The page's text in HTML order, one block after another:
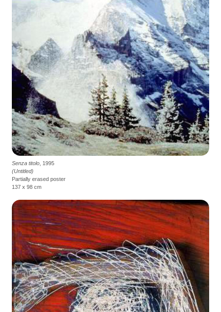
Senza titolo , 1995
(Untitled)
Partially erased poster
137 x 98 cm